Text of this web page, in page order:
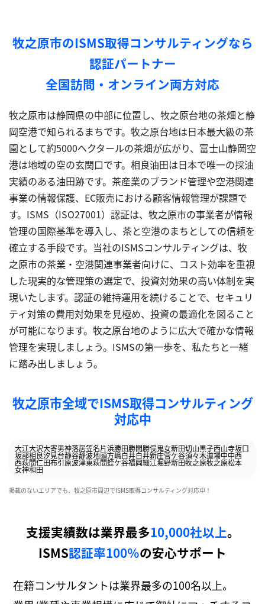
牧之原市のISMS取得コンサルティングなら
認証パートナー
全国訪問・オンライン両方対応
牧之原市は静岡県の中部に位置し、牧之原台地の茶畑と静
岡空港で知られるまちです。牧之原台地は日本最大級の茶
園として約5000ヘクタールの茶畑が広がり、富士山静岡空
港は地域の空の玄関口です。相良油田は日本で唯一の採油
実績のある油田跡です。茶産業のブランド管理や空港関連
事業の情報保護、EC販売における顧客情報管理が課題で
す。ISMS（ISO27001）認証は、牧之原市の事業者が情報
管理の国際基準を導入し、茶と空港のまちとしての信頼を
確立する手段です。当社のISMSコンサルティングは、牧
之原市の茶業・空港関連事業者向けに、コスト効率を重視
した現実的な管理策の選定で、投資対効果の高い体制を実
現いたします。認証の維持運用を続けることで、セキュリ
ティ対策の費用対効果を見極め、投資の最適化を図ること
が可能になります。牧之原台地のように広大で確かな情報
管理を実現しましょう。ISMSの第一歩を、私たちと一緒
に踏み出しましょう。
牧之原市全域でISMS取得コンサルティング
対応中
大江大沢大寄男神落居笠名片浜勝田勝間勝俣鬼女新田切山黒子西山寺坂口
坂部相良汐見台静谷静波地頭方嶋白井白井新庄菅ケ谷須々木道場中中西
西萩間仁田布引原波津東萩間蛭ケ谷福岡細江堀野新田牧之原牧之原松本
女神和田
掲載のないエリアでも、牧之原市周辺でISMS取得コンサルティング対応中！
支援実績数は業界最多10,000社以上。
ISMS認証率100％の安心サポート
在籍コンサルタントは業界最多の100名以上。